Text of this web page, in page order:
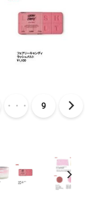
・・・ 9